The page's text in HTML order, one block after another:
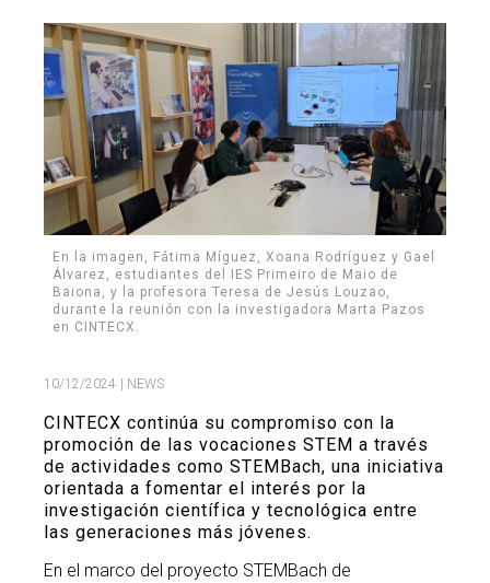
GL ES Search
Search
for:
SEARCH
TwitterInstagramYoutubeLinkedin
En la imagen, Fátima Míguez, Xoana Rodríguez y Gael
Álvarez, estudiantes del IES Primeiro de Maio de
Baiona, y la profesora Teresa de Jesús Louzao,
durante la reunión con la investigadora Marta Pazos
en CINTECX.
10/12/2024 | NEWS
CINTECX continúa su compromiso con la
promoción de las vocaciones STEM a través
de actividades como STEMBach, una iniciativa
orientada a fomentar el interés por la
investigación científica y tecnológica entre
las generaciones más jóvenes.
En el marco del proyecto STEMBach de